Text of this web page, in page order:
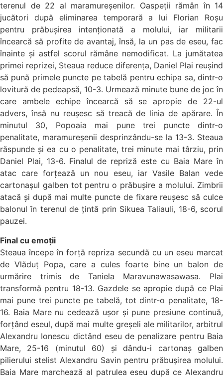
terenul de 22 al maramureșenilor. Oaspeții rămân în 14
jucători după eliminarea temporară a lui Florian Roșu
pentru prăbușirea intenționată a molului, iar militarii
încearcă să profite de avantaj, însă, la un pas de eseu, fac
înainte și astfel scorul rămâne nemodificat. La jumătatea
primei reprizei, Steaua reduce diferența, Daniel Plai reușind
să pună primele puncte pe tabelă pentru echipa sa, dintr-o
lovitură de pedeapsă, 10-3. Urmează minute bune de joc în
care ambele echipe încearcă să se apropie de 22-ul
advers, însă nu reușesc să treacă de linia de apărare. În
minutul 30, Popoaia mai pune trei puncte dintr-o
penalitate, maramureșenii desprinzându-se la 13-3. Steaua
răspunde și ea cu o penalitate, trei minute mai târziu, prin
Daniel Plai, 13-6. Finalul de repriză este cu Baia Mare în
atac care forțează un nou eseu, iar Vasile Balan vede
cartonașul galben tot pentru o prăbușire a molului. Zimbrii
atacă și după mai multe puncte de fixare reușesc să culce
balonul în terenul de țintă prin Sikuea Taliauli, 18-6, scorul
pauzei.
Final cu emoții
Steaua începe în forță repriza secundă cu un eseu marcat
de Vlăduț Popa, care a cules foarte bine un balon de
urmărire trimis de Taniela Maravunawasawasa. Plai
transformă pentru 18-13. Gazdele se apropie după ce Plai
mai pune trei puncte pe tabelă, tot dintr-o penalitate, 18-
16. Baia Mare nu cedează ușor și pune presiune continuă,
forțând eseul, după mai multe greșeli ale militarilor, arbitrul
Alexandru Ionescu dictând eseu de penalizare pentru Baia
Mare, 25-16 (minutul 60) și dându-i cartonaș galben
pilierului stelist Alexandru Savin pentru prăbușirea molului.
Baia Mare marchează al patrulea eseu după ce Alexandru